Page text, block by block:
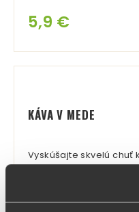
5,9 €
KÁVA V MEDE
Vyskúšajte skvelú chuť
pastovanom mede.